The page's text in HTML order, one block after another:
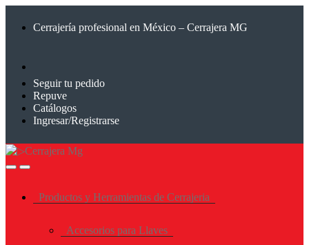
Cerrajería profesional en México – Cerrajera MG
Seguir tu pedido
Repuve
Catálogos
Ingresar/Registrarse
Productos y Herramientas de Cerrajeria
Accesorios para Llaves